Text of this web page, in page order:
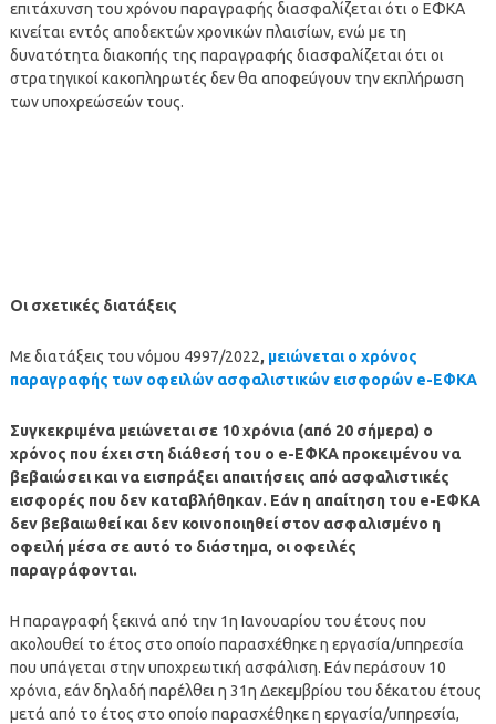
επιτάχυνση του χρόνου παραγραφής διασφαλίζεται ότι ο ΕΦΚΑ
κινείται εντός αποδεκτών χρονικών πλαισίων, ενώ με τη
δυνατότητα διακοπής της παραγραφής διασφαλίζεται ότι οι
στρατηγικοί κακοπληρωτές δεν θα αποφεύγουν την εκπλήρωση
των υποχρεώσεών τους.
Οι σχετικές διατάξεις
Με διατάξεις του νόμου 4997/2022, μειώνεται ο χρόνος
παραγραφής των οφειλών ασφαλιστικών εισφορών e-ΕΦΚΑ
Συγκεκριμένα μειώνεται σε 10 χρόνια (από 20 σήμερα) ο
χρόνος που έχει στη διάθεσή του ο e-ΕΦΚΑ προκειμένου να
βεβαιώσει και να εισπράξει απαιτήσεις από ασφαλιστικές
εισφορές που δεν καταβλήθηκαν. Εάν η απαίτηση του e-ΕΦΚΑ
δεν βεβαιωθεί και δεν κοινοποιηθεί στον ασφαλισμένο η
οφειλή μέσα σε αυτό το διάστημα, οι οφειλές
παραγράφονται.
Η παραγραφή ξεκινά από την 1η Ιανουαρίου του έτους που
ακολουθεί το έτος στο οποίο παρασχέθηκε η εργασία/υπηρεσία
που υπάγεται στην υποχρεωτική ασφάλιση. Εάν περάσουν 10
χρόνια, εάν δηλαδή παρέλθει η 31η Δεκεμβρίου του δέκατου έτους
μετά από το έτος στο οποίο παρασχέθηκε η εργασία/υπηρεσία,